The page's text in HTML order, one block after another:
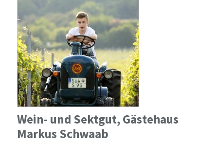
Wein- und Sektgut, Gästehaus
Markus Schwaab